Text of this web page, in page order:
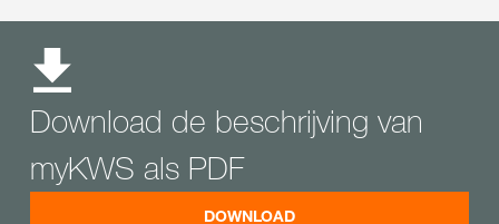
Download de beschrijving van
myKWS als PDF
DOWNLOAD